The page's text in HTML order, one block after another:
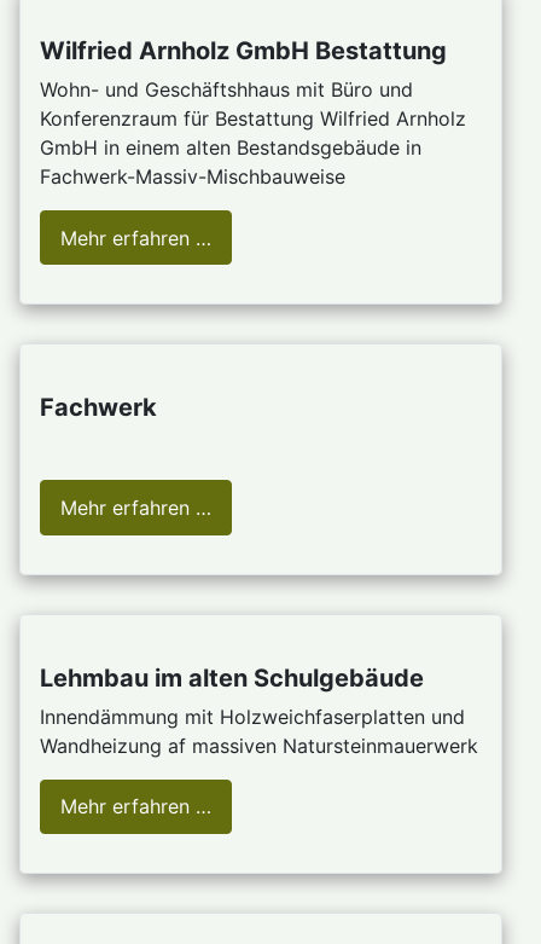
Wilfried Arnholz GmbH Bestattung
Wohn- und Geschäftshhaus mit Büro und
Konferenzraum für Bestattung Wilfried Arnholz
GmbH in einem alten Bestandsgebäude in
Fachwerk-Massiv-Mischbauweise
Mehr erfahren …
Fachwerk
Mehr erfahren …
Lehmbau im alten Schulgebäude
Innendämmung mit Holzweichfaserplatten und
Wandheizung af massiven Natursteinmauerwerk
Mehr erfahren …